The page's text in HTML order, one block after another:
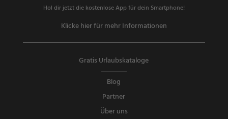
Hol dir jetzt die kostenlose App für dein Smartphone!
Klicke hier für mehr Informationen
Gratis Urlaubskataloge
Blog
Partner
Über uns